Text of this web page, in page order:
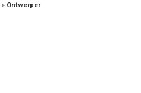
» Ontwerper